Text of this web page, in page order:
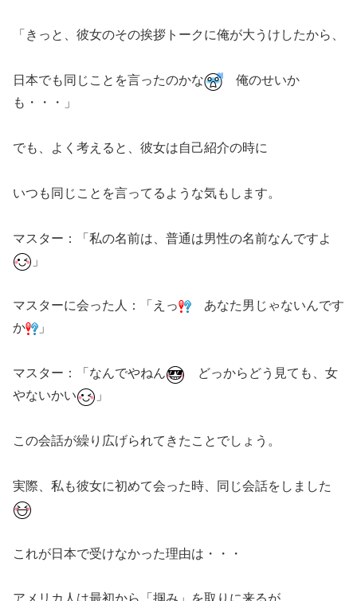
「きっと、彼女のその挨拶トークに俺が大うけしたから、
日本でも同じことを言ったのかな
俺のせいか
も・・・」
でも、よく考えると、彼女は自己紹介の時に
いつも同じことを言ってるような気もします。
マスター：「私の名前は、普通は男性の名前なんですよ
」
マスターに会った人：「えっ
あなた男じゃないんです
か
」
マスター：「なんでやねん
どっからどう見ても、女
やないかい
」
この会話が繰り広げられてきたことでしょう。
実際、私も彼女に初めて会った時、同じ会話をしました
これが日本で受けなかった理由は・・・